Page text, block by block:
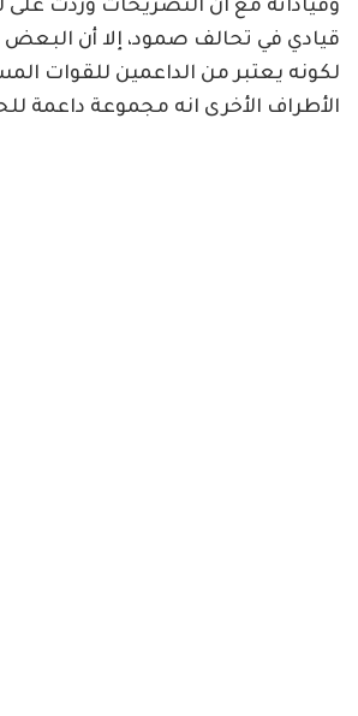
وقياداته مع ان التصريحات وردت على
قيادي في تحالف صمود، إلا أن البعض
لكونه يعتبر من الداعمين للقوات
الأطراف الأخرى انه مجموعة داعمة